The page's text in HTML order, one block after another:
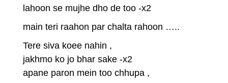
lahoon se mujhe dho de too -x2
main teri raahon par chalta rahoon …..
Tere siva koee nahin ,
jakhmo ko jo bhar sake -x2
apane paron mein too chhupa ,